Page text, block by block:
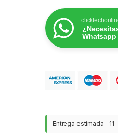
Whatsapp
Entrega estimada - 11